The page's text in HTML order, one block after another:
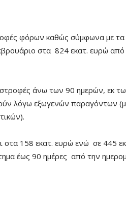
φόρων καθώς σύμφωνα με τα
στα 824 εκατ. ευρώ από
άνω των 90 ημερών, εκ
λόγω εξωγενών παραγόντων
158 εκατ. ευρώ ενώ σε 445
έως 90 ημέρες από την